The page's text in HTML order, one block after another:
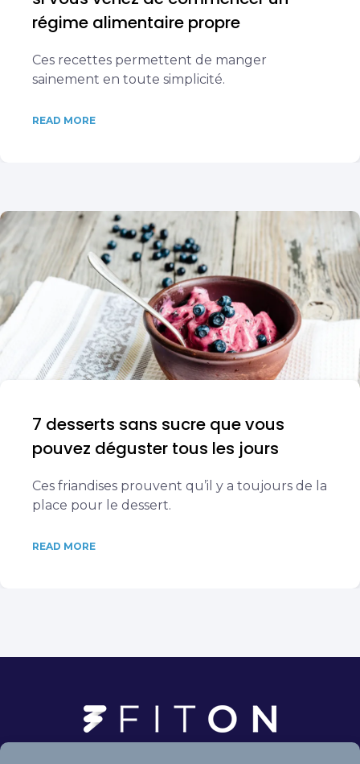
régime alimentaire propre
Ces recettes permettent de manger
sainement en toute simplicité.
READ MORE
7 desserts sans sucre que vous
pouvez déguster tous les jours
Ces friandises prouvent qu’il y a toujours de la
place pour le dessert.
READ MORE